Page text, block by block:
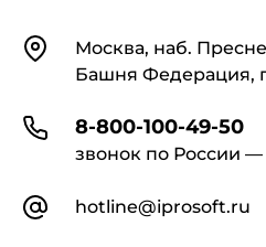
КонтактыМосква, наб.
Башня Федерация,
8-800-100-49-50
звонок по России
hotline@iprosoft.ru